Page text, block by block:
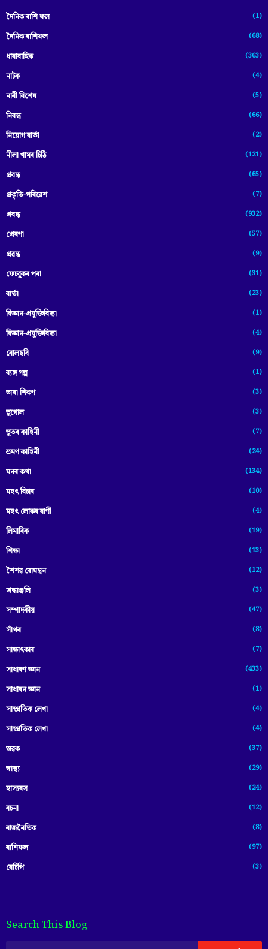
দৈনিক ৰাশি ফল (1)
দৈনিক ৰাশিফল (68)
ধাৰাবাহিক (363)
নাটক (4)
নাৰী বিশেষ (5)
নিবন্ধ (66)
নিয়োগ বাৰ্তা (2)
নীলা খামৰ চিঠি (121)
প্রবন্ধ (65)
প্ৰকৃতি-পৰিৱেশ (7)
প্ৰবন্ধ (932)
প্ৰেৰণা (57)
প্ৰৱন্ধ (9)
ফেচবুকৰ পৰা (31)
বাৰ্তা (23)
বিজ্ঞান-প্রযুক্তিবিদ্যা (1)
বিজ্ঞান-প্ৰযুক্তিবিদ্যা (4)
বোলছবি (9)
ব্যঙ্গ গল্প (1)
ভাষা শিকণ (3)
ভূগোল (3)
ভূতৰ কাহিনী (7)
ভ্ৰমণ কাহিনী (24)
মনৰ কথা (134)
মহৎ বিচাৰ (10)
মহৎ লোকৰ বাণী (4)
লিমাৰিক (19)
শিক্ষা (13)
শৈশৱ ৰোমন্থন (12)
শ্ৰদ্ধাঞ্জলি (3)
সম্পাদকীয় (47)
সাঁথৰ (8)
সাক্ষাৎকাৰ (7)
সাধাৰণ জ্ঞান (433)
সাধাৰন জ্ঞান (1)
সাম্প্রতিক লেখা (4)
সাম্প্ৰতিক লেখা (4)
স্তৱক (37)
স্বাস্থ্য (29)
হাস্যৰস (24)
ৰচনা (12)
ৰাজনৈতিক (8)
ৰাশিফল (97)
ৰেচিপি (3)
Search This Blog